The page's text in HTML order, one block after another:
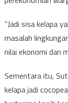
“Jadi sisa kelapa
masalah
nilai ekonomi dan
Sementara itu,
kelapa jadi